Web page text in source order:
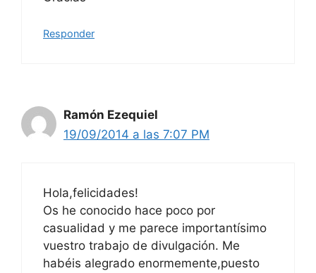
Responder
Ramón Ezequiel
19/09/2014 a las 7:07 PM
Hola,felicidades!
Os he conocido hace poco por
casualidad y me parece importantísimo
vuestro trabajo de divulgación. Me
habéis alegrado enormemente,puesto